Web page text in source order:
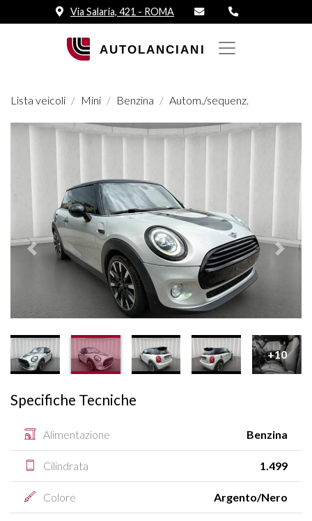
Via Salaria, 421 - ROMA
Lista veicoli Mini Benzina Autom./sequenz.
Prededente
+10
Specifiche Tecniche
Alimentazione Benzina
Cilindrata 1.499
Colore Argento/Nero